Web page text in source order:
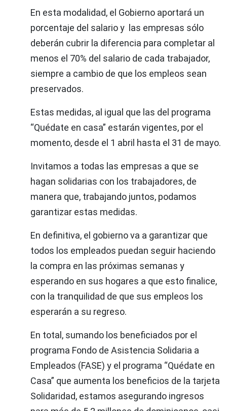
En esta modalidad, el Gobierno aportará un
porcentaje del salario y las empresas sólo
deberán cubrir la diferencia para completar al
menos el 70% del salario de cada trabajador,
siempre a cambio de que los empleos sean
preservados.
Estas medidas, al igual que las del programa
“Quédate en casa” estarán vigentes, por el
momento, desde el 1 abril hasta el 31 de mayo.
Invitamos a todas las empresas a que se
hagan solidarias con los trabajadores, de
manera que, trabajando juntos, podamos
garantizar estas medidas.
En definitiva, el gobierno va a garantizar que
todos los empleados puedan seguir haciendo
la compra en las próximas semanas y
esperando en sus hogares a que esto finalice,
con la tranquilidad de que sus empleos los
esperarán a su regreso.
En total, sumando los beneficiados por el
programa Fondo de Asistencia Solidaria a
Empleados (FASE) y el programa “Quédate en
Casa” que aumenta los beneficios de la tarjeta
Solidaridad, estamos asegurando ingresos